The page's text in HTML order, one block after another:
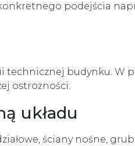
podejścia
budynku. W
ostrożności.
układu
ściany nośne,